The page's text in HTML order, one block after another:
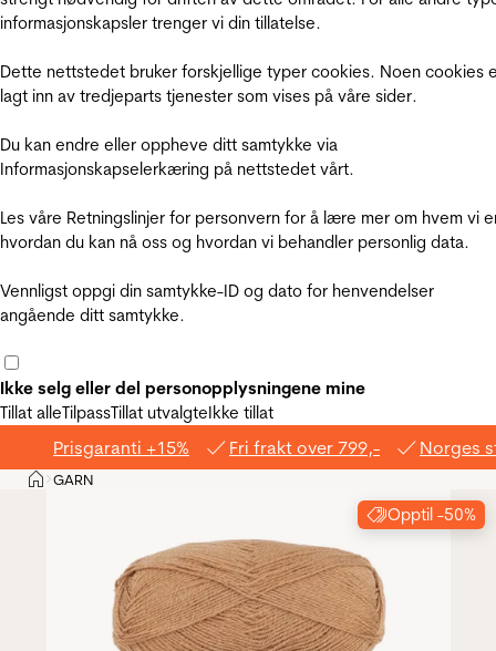
informasjonskapsler trenger vi din tillatelse.
Dette nettstedet bruker forskjellige typer cookies. Noen cookies
lagt inn av tredjeparts tjenester som vises på våre sider.
Du kan endre eller oppheve ditt samtykke via
Informasjonskapselerkæring på nettstedet vårt.
Les våre Retningslinjer for personvern for å lære mer om hvem vi
hvordan du kan nå oss og hvordan vi behandler personlig data.
Vennligst oppgi din samtykke-ID og dato for henvendelser
angående ditt samtykke.
Ikke selg eller del personopplysningene mine
Tillat alleTilpassTillat utvalgteIkke tillat
Prisgaranti +15% Fri frakt over 799,- Norges
Hjem
>GARN
Opptil -50%